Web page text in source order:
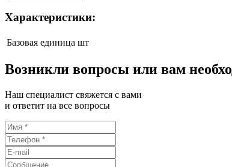
Характеристики:
Базовая единица шт
Возникли вопросы или вам
Наш специалист свяжется с вами
и ответит на все вопросы